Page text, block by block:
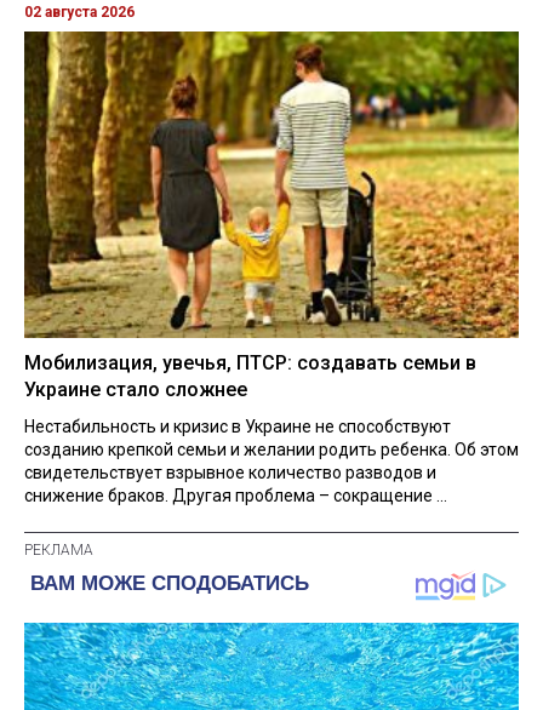
02 августа 2026
Мобилизация, увечья, ПТСР: создавать семьи в
Украине стало сложнее
Нестабильность и кризис в Украине не способствуют
созданию крепкой семьи и желании родить ребенка. Об этом
свидетельствует взрывное количество разводов и
снижение браков. Другая проблема – сокращение ...